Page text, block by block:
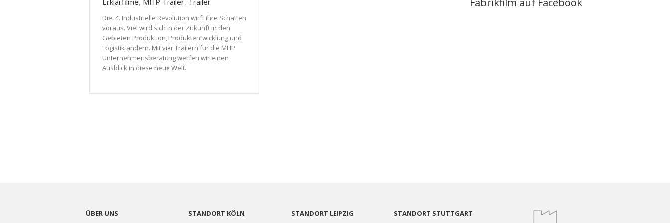
Erklärfilme, MHP Trailer, Trailer
Die. 4. Industrielle Revolution wirft ihre Schatten
voraus. Viel wird sich in der Zukunft in den
Gebieten Produktion, Produktentwicklung und
Logistik ändern. Mit vier Trailern für die MHP
Unternehmensberatung werfen wir einen
Ausblick in diese neue Welt.
Fabrikfilm auf Facebook
ÜBER UNS
STANDORT KÖLN
STANDORT LEIPZIG
STANDORT STUTTGART